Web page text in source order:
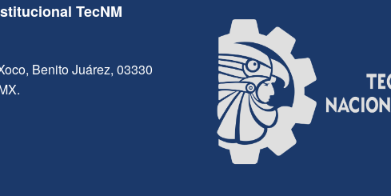
TecNM
Benito Juárez, 03330